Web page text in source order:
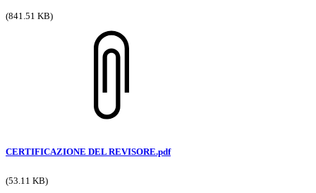
(841.51 KB)
CERTIFICAZIONE DEL REVISORE.pdf
(53.11 KB)